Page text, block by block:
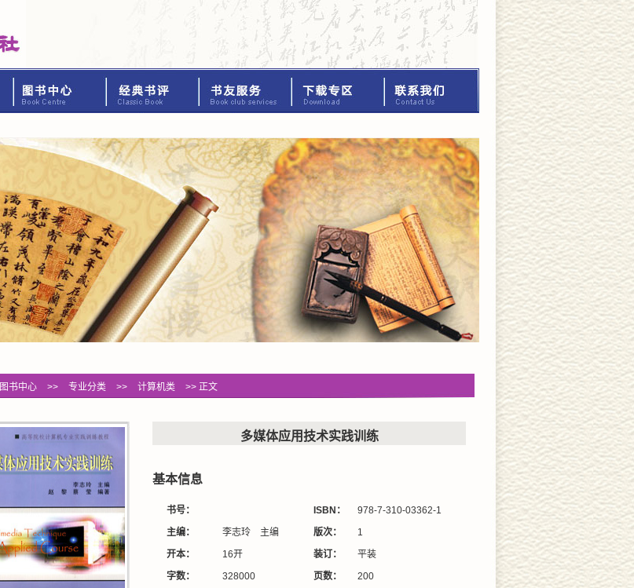
图书中心 >> 专业分类 >> 计算机类 >> 正文
多媒体应用技术实践训练
基本信息
书号： ISBN：
978-7-310-03362-1
主编：
李志玲 主编 版次：
1
开本：
16开 装订：
平装
字数：
328000 页数：
200